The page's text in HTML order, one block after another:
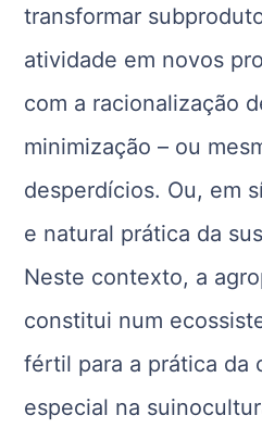
transformar
atividade em novos
com a racionalização
minimização – ou
desperdícios. Ou, em
e natural prática da
Neste contexto, a
constitui num
fértil para a prática da
especial na